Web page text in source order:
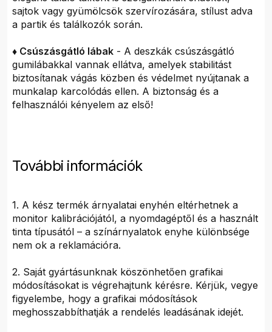
sajtok vagy gyümölcsök szervírozására, stílust adva
a partik és találkozók során.
♦ Csúszásgátló lábak - A deszkák csúszásgátló
gumilábakkal vannak ellátva, amelyek stabilitást
biztosítanak vágás közben és védelmet nyújtanak a
munkalap karcolódás ellen. A biztonság és a
felhasználói kényelem az első!
További információk
1. A kész termék árnyalatai enyhén eltérhetnek a
monitor kalibrációjától, a nyomdagéptől és a használt
tinta típusától – a színárnyalatok enyhe különbsége
nem ok a reklamációra.
2. Saját gyártásunknak köszönhetően grafikai
módosításokat is végrehajtunk kérésre. Kérjük, vegye
figyelembe, hogy a grafikai módosítások
meghosszabbíthatják a rendelés leadásának idejét.